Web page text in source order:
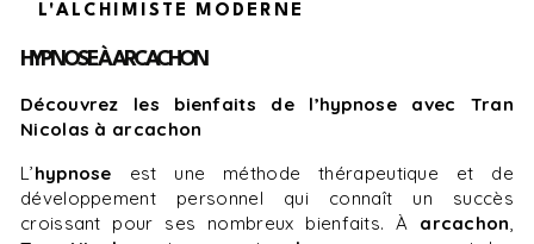
L'ALCHIMISTE MODERNE
HYPNOSE À ARCACHON
Découvrez les bienfaits de l’hypnose avec Tran
Nicolas à arcachon
L’hypnose est une méthode thérapeutique et de
développement personnel qui connaît un succès
croissant pour ses nombreux bienfaits. À arcachon,